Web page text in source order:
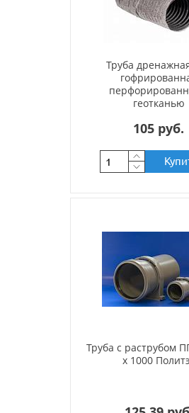
Труба
геотканью
105 руб.
Труба с раструбом
х 1000